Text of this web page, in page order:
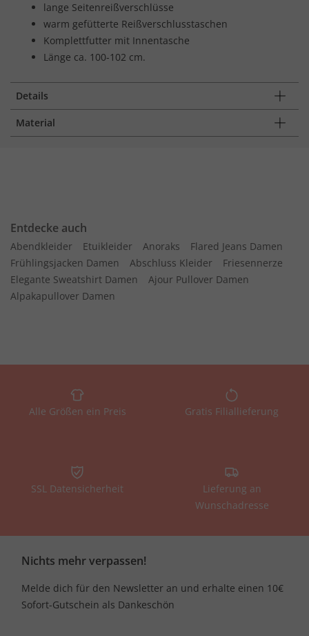
lange Seitenreißverschlüsse
warm gefütterte Reißverschlusstaschen
Komplettfutter mit Innentasche
Länge ca. 100-102 cm.
Details
Material
Entdecke auch
Abendkleider Etuikleider Anoraks
Flared Jeans Damen
Frühlingsjacken Damen
Abschluss Kleider
Friesennerze
Elegante Sweatshirt Damen
Ajour Pullover Damen
Alpakapullover Damen
Alle Größen ein Preis Gratis Filiallieferung
SSL Datensicherheit
Lieferung an
Wunschadresse
Nichts mehr verpassen!
Melde dich für den Newsletter an und erhalte einen 10€
Sofort-Gutschein als Dankeschön